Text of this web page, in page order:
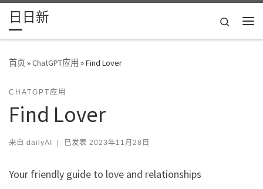
Skip to content
日日新
Search
首页»ChatGPT应用 »Find Lover
CHATGPT应用
Find Lover
来自 dailyAI | 已发表 2023年11月28日
Your friendly guide to love and relationships